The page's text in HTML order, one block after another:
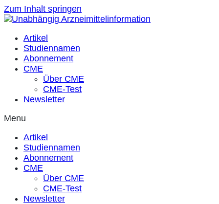
Zum Inhalt springen
Artikel
Studiennamen
Abonnement
CME
Über CME
CME-Test
Newsletter
Menu
Artikel
Studiennamen
Abonnement
CME
Über CME
CME-Test
Newsletter